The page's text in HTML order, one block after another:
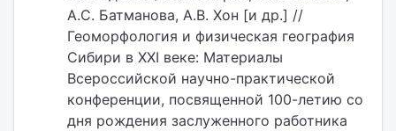
А.С. Батманова, А.В. Хон [и др.] //
Геоморфология и физическая география
Сибири в XXI веке: Материалы
Всероссийской научно-практической
конференции, посвященной 100-летию со
дня рождения заслуженного работника